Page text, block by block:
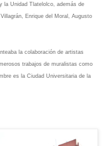
la Unidad Tlatelolco, además de
Enrique del Moral, Augusto
la colaboración de artistas
trabajos de muralistas como
es la Ciudad Universitaria de la